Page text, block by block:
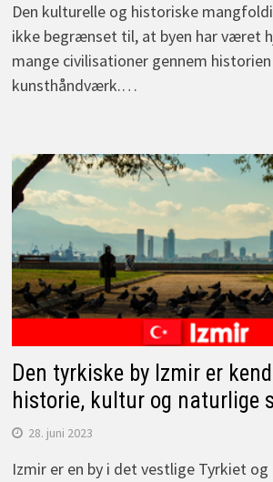
Den kulturelle og historiske
ikke begrænset til, at byen har været
mange civilisationer gennem
kunsthåndværk.…
Den tyrkiske by Izmir er
historie, kultur og naturlige
28. juni 2023
Izmir er en by i det vestlige Tyrkiet